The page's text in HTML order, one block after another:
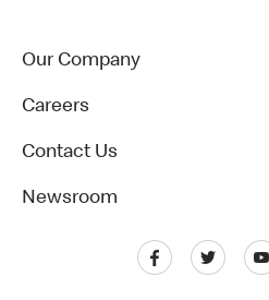
Our Company
Careers
Contact Us
Newsroom